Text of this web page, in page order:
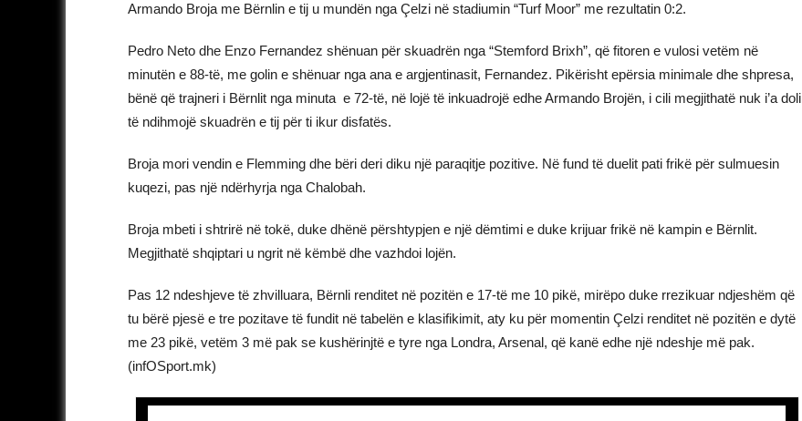
Armando Broja me Bërnlin e tij u mundën nga Çelzi në stadiumin “Turf Moor” me rezultatin 0:2.
Pedro Neto dhe Enzo Fernandez shënuan për skuadrën nga “Stemford Brixh”, që fitoren e vulosi vetëm në
minutën e 88-të, me golin e shënuar nga ana e argjentinasit, Fernandez. Pikërisht epërsia minimale dhe shpresa,
bënë që trajneri i Bërnlit nga minuta e 72-të, në lojë të inkuadrojë edhe Armando Brojën, i cili megjithatë nuk i’a doli
të ndihmojë skuadrën e tij për ti ikur disfatës.
Broja mori vendin e Flemming dhe bëri deri diku një paraqitje pozitive. Në fund të duelit pati frikë për sulmuesin
kuqezi, pas një ndërhyrja nga Chalobah.
Broja mbeti i shtrirë në tokë, duke dhënë përshtypjen e një dëmtimi e duke krijuar frikë në kampin e Bërnlit.
Megjithatë shqiptari u ngrit në këmbë dhe vazhdoi lojën.
Pas 12 ndeshjeve të zhvilluara, Bërnli renditet në pozitën e 17-të me 10 pikë, mirëpo duke rrezikuar ndjeshëm që
tu bërë pjesë e tre pozitave të fundit në tabelën e klasifikimit, aty ku për momentin Çelzi renditet në pozitën e dytë
me 23 pikë, vetëm 3 më pak se kushërinjtë e tyre nga Londra, Arsenal, që kanë edhe një ndeshje më pak.
(infOSport.mk)